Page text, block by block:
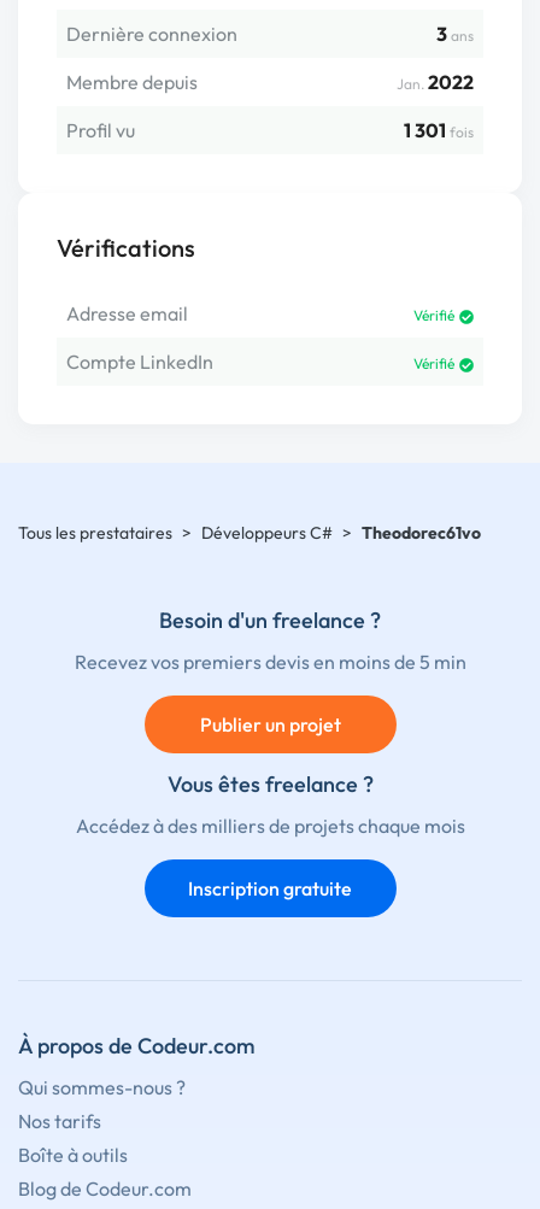
Dernière connexion 3 ans
Membre depuis Jan. 2022
Profil vu
1 301 fois
Vérifications
Adresse email Vérifié
Compte LinkedIn Vérifié
Tous les prestataires > Développeurs C# > Theodorec61vo
Besoin d'un freelance ?
Recevez vos premiers devis en moins de 5 min
Publier un projet
Vous êtes freelance ?
Accédez à des milliers de projets chaque mois
Inscription gratuite
À propos de Codeur.com
Qui sommes-nous ?
Nos tarifs
Boîte à outils
Blog de Codeur.com